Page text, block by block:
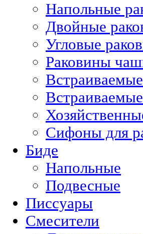
Напольные
Двойные
Угловые
Раковины
Сифоны для
Биде
Напольные
Подвесные
Писсуары
Смесители